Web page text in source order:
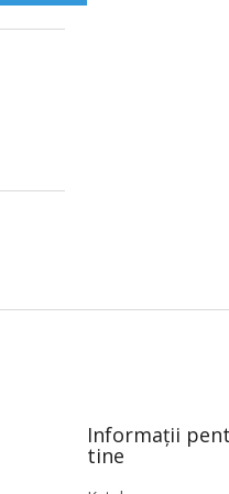
Informații
tine